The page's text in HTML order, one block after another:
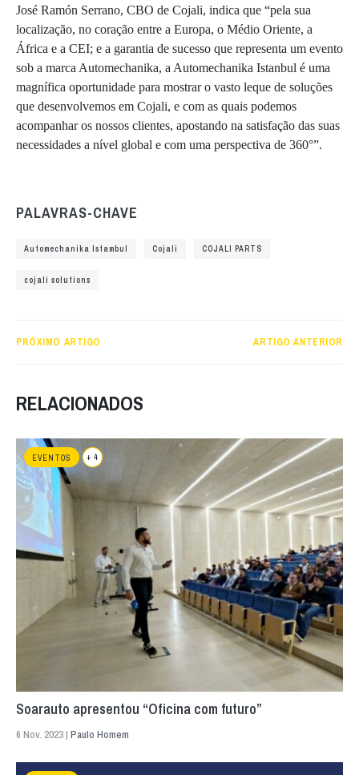
José Ramón Serrano, CBO de Cojali, indica que “pela sua
localização, no coração entre a Europa, o Médio Oriente, a
África e a CEI; e a garantia de sucesso que representa um evento
sob a marca Automechanika, a Automechanika Istanbul é uma
magnífica oportunidade para mostrar o vasto leque de soluções
que desenvolvemos em Cojali, e com as quais podemos
acompanhar os nossos clientes, apostando na satisfação das suas
necessidades a nível global e com uma perspectiva de 360°”.
PALAVRAS-CHAVE
Automechanika Istambul Cojali COJALI PARTS
cojali solutions
PRÓXIMO ARTIGO ARTIGO ANTERIOR
RELACIONADOS
EVENTOS + 4
Soarauto apresentou “Oficina com futuro”
6 Nov. 2023 | Paulo Homem